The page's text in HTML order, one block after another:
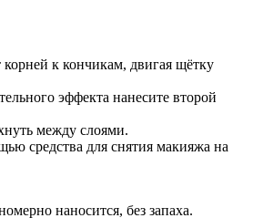
к кончикам, двигая щётку
эффекта нанесите второй
между слоями.
средства для снятия макияжа на
наносится, без запаха.